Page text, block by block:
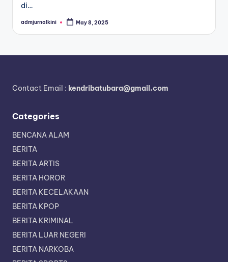
di…
Posted
admjurnalkini May 8, 2025
Contact Email : kendribatubara@gmail.com
Categories
BENCANA ALAM
BERITA
BERITA ARTIS
BERITA HOROR
BERITA KECELAKAAN
BERITA KPOP
BERITA KRIMINAL
BERITA LUAR NEGERI
BERITA NARKOBA